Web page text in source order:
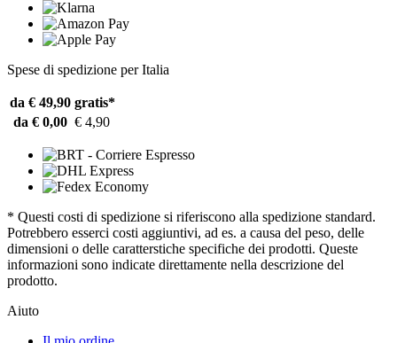
Spese di spedizione per Italia
da € 49,90 gratis*
da € 0,00 € 4,90
* Questi costi di spedizione si riferiscono alla spedizione standard.
Potrebbero esserci costi aggiuntivi, ad es. a causa del peso, delle
dimensioni o delle caratterstiche specifiche dei prodotti. Queste
informazioni sono indicate direttamente nella descrizione del
prodotto.
Aiuto